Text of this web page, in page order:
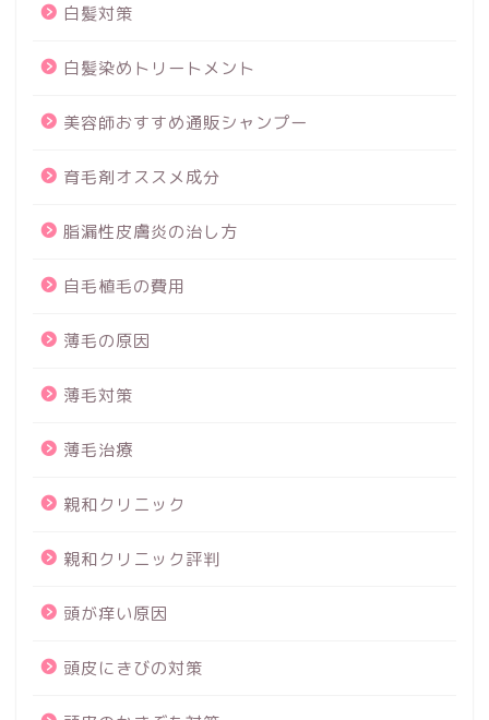
白髪対策
白髪染めトリートメント
美容師おすすめ通販シャンプー
育毛剤オススメ成分
脂漏性皮膚炎の治し方
自毛植毛の費用
薄毛の原因
薄毛対策
薄毛治療
親和クリニック
親和クリニック評判
頭が痒い原因
頭皮にきびの対策